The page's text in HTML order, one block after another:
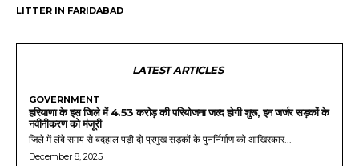
LITTER IN FARIDABAD
LATEST ARTICLES
GOVERNMENT
हरियाणा के इस जिले में 4.53 करोड़ की परियोजना जल्द होगी शुरू, इन जर्जर सड़कों के
नवीनीकरण को मंजूरी
जिले में लंबे समय से बदहाल पड़ी दो प्रमुख सड़कों के पुनर्निर्माण को आखिरकार...
December 8, 2025